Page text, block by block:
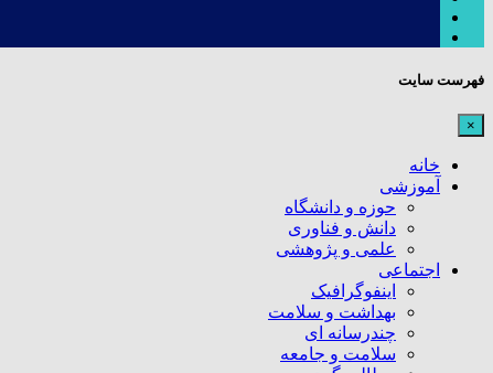
فهرست سایت
×
خانه
آموزشی
حوزه و دانشگاه
دانش و فناوری
علمی و پژوهشی
اجتماعی
اینفوگرافیک
بهداشت و سلامت
چندرسانه ای
سلامت و جامعه